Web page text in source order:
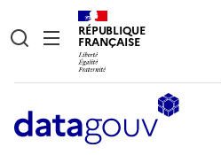
RÉPUBLIQUE
FRANÇAISE